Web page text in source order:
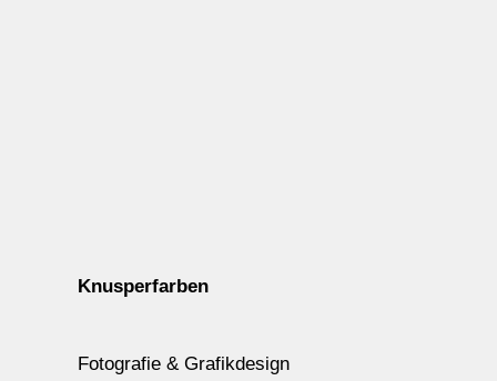
Knusperfarben
Fotografie & Grafikdesign